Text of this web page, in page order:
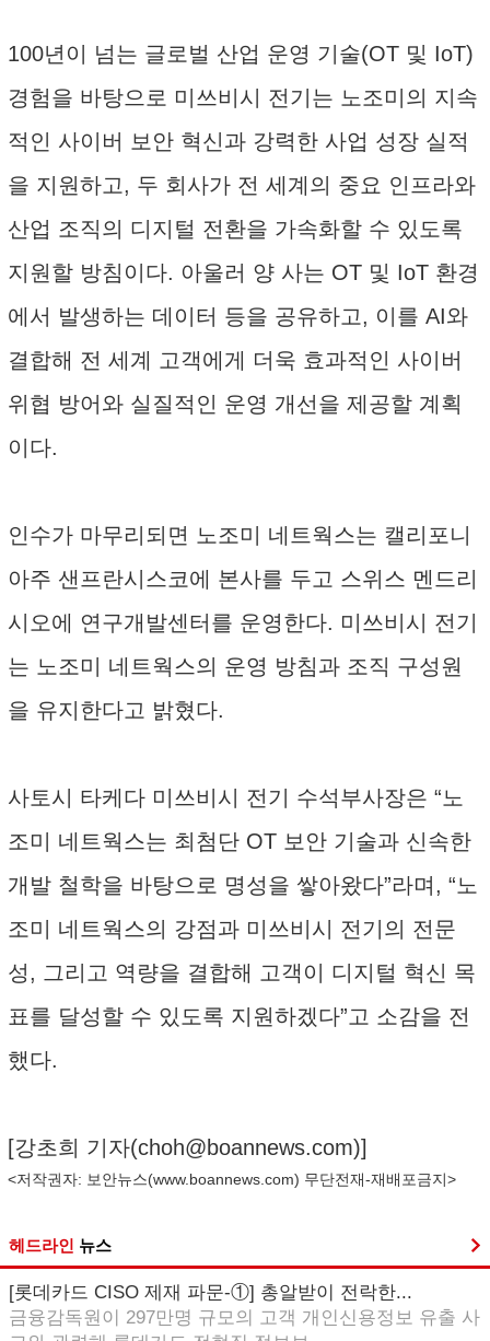
100년이 넘는 글로벌 산업 운영 기술(OT 및 IoT)
경험을 바탕으로 미쓰비시 전기는 노조미의 지속
적인 사이버 보안 혁신과 강력한 사업 성장 실적
을 지원하고, 두 회사가 전 세계의 중요 인프라와
산업 조직의 디지털 전환을 가속화할 수 있도록
지원할 방침이다. 아울러 양 사는 OT 및 IoT 환경
에서 발생하는 데이터 등을 공유하고, 이를 AI와
결합해 전 세계 고객에게 더욱 효과적인 사이버
위협 방어와 실질적인 운영 개선을 제공할 계획
이다.
인수가 마무리되면 노조미 네트웍스는 캘리포니
아주 샌프란시스코에 본사를 두고 스위스 멘드리
시오에 연구개발센터를 운영한다. 미쓰비시 전기
는 노조미 네트웍스의 운영 방침과 조직 구성원
을 유지한다고 밝혔다.
사토시 타케다 미쓰비시 전기 수석부사장은 “노
조미 네트웍스는 최첨단 OT 보안 기술과 신속한
개발 철학을 바탕으로 명성을 쌓아왔다”라며, “노
조미 네트웍스의 강점과 미쓰비시 전기의 전문
성, 그리고 역량을 결합해 고객이 디지털 혁신 목
표를 달성할 수 있도록 지원하겠다”고 소감을 전
했다.
[강초희 기자(choh@boannews.com)]
<저작권자: 보안뉴스(www.boannews.com) 무단전재-재배포금지>
헤드라인 뉴스
[롯데카드 CISO 제재 파문-①] 총알받이 전락한...
금융감독원이 297만명 규모의 고객 개인신용정보 유출 사